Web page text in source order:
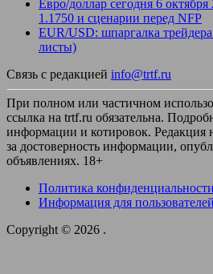
Евро/доллар сегодня 6
1.1750 и сценарии перед NFP
EUR/USD: шпаргалка
листы)
Связь с редакцией info@trtf.ru
При полном или частичном
ссылка на trtf.ru обязательна.
информации и котировок. Редакция
за достоверность информации,
объявлениях. 18+
Политика конфиденциальности
Информация для пользователей
Copyright © 2026 .